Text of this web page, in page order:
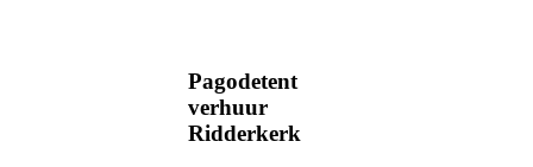
Pagodetent
verhuur
Ridderkerk